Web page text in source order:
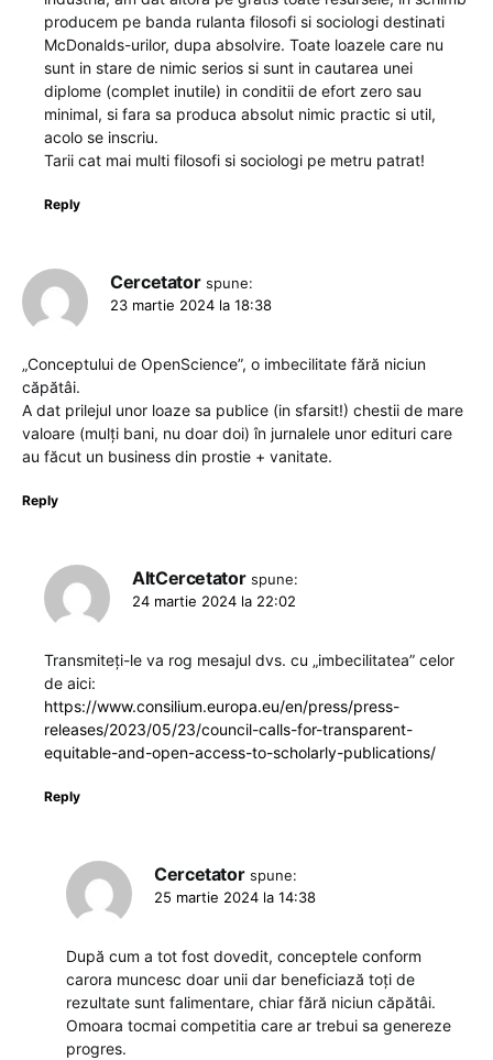
producem pe banda rulanta filosofi si sociologi destinati
McDonalds-urilor, dupa absolvire. Toate loazele care nu
sunt in stare de nimic serios si sunt in cautarea unei
diplome (complet inutile) in conditii de efort zero sau
minimal, si fara sa produca absolut nimic practic si util,
acolo se inscriu.
Tarii cat mai multi filosofi si sociologi pe metru patrat!
Reply
Cercetator spune:
23 martie 2024 la 18:38
„Conceptului de OpenScience”, o imbecilitate fără niciun
căpătâi.
A dat prilejul unor loaze sa publice (in sfarsit!) chestii de mare
valoare (mulți bani, nu doar doi) în jurnalele unor edituri care
au făcut un business din prostie + vanitate.
Reply
AltCercetator spune:
24 martie 2024 la 22:02
Transmiteţi-le va rog mesajul dvs. cu „imbecilitatea” celor
de aici:
https://www.consilium.europa.eu/en/press/press-
releases/2023/05/23/council-calls-for-transparent-
equitable-and-open-access-to-scholarly-publications/
Reply
Cercetator spune:
25 martie 2024 la 14:38
După cum a tot fost dovedit, conceptele conform
carora muncesc doar unii dar beneficiază toți de
rezultate sunt falimentare, chiar fără niciun căpătâi.
Omoara tocmai competitia care ar trebui sa genereze
progres.